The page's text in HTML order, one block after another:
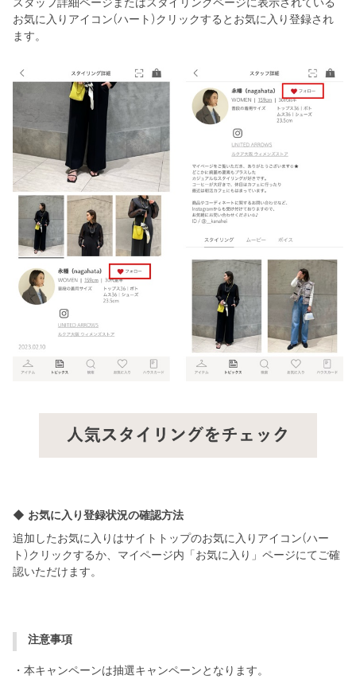
スタッフ詳細ページまたはスタイリングページに表示されている
お気に入りアイコン(ハート)クリックするとお気に入り登録され
ます。
◆ お気に入り登録状況の確認方法
追加したお気に入りはサイトトップのお気に入りアイコン(ハー
ト)クリックするか、マイページ内「お気に入り」ページにてご確
認いただけます。
注意事項
・本キャンペーンは抽選キャンペーンとなります。